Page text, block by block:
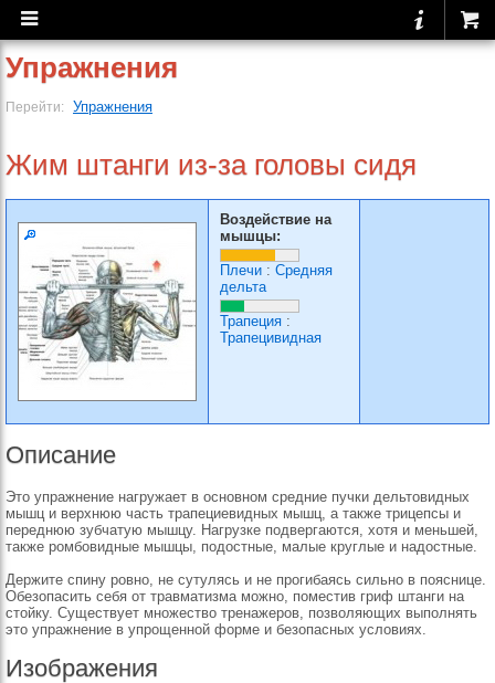
Упражнения
Перейти: Упражнения
Жим штанги из-за головы сидя
Воздействие на
мышцы:
Плечи : Средняя
дельта
Трапеция :
Трапецивидная
Описание
Это упражнение нагружает в основном средние пучки дельтовидных
мышц и верхнюю часть трапециевидных мышц, а также трицепсы и
переднюю зубчатую мышцу. Нагрузке подвергаются, хотя и меньшей,
также ромбовидные мышцы, подостные, малые круглые и надостные.
Держите спину ровно, не сутулясь и не прогибаясь сильно в пояснице.
Обезопасить себя от травматизма можно, поместив гриф штанги на
стойку. Существует множество тренажеров, позволяющих выполнять
это упражнение в упрощенной форме и безопасных условиях.
Изображения